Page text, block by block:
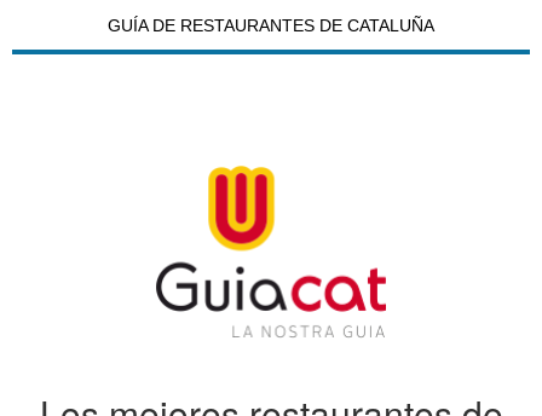
GUÍA DE RESTAURANTES DE CATALUÑA